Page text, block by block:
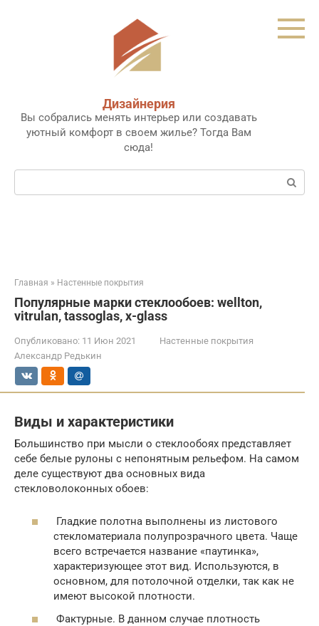
Дизайнерия
Вы собрались менять интерьер или создавать
уютный комфорт в своем жилье? Тогда Вам
сюда!
Поиск:
Главная » Настенные покрытия
Популярные марки стеклообоев: wellton,
vitrulan, tassoglas, x-glass
Опубликовано: 11 Июн 2021
Настенные покрытия
Александр Редькин
Виды и характеристики
Большинство при мысли о стеклообоях представляет
себе белые рулоны с непонятным рельефом. На самом
деле существуют два основных вида
стекловолоконных обоев:
Гладкие полотна выполнены из листового
стекломатериала полупрозрачного цвета. Чаще
всего встречается название «паутинка»,
характеризующее этот вид. Используются, в
основном, для потолочной отделки, так как не
имеют высокой плотности.
Фактурные. В данном случае плотность